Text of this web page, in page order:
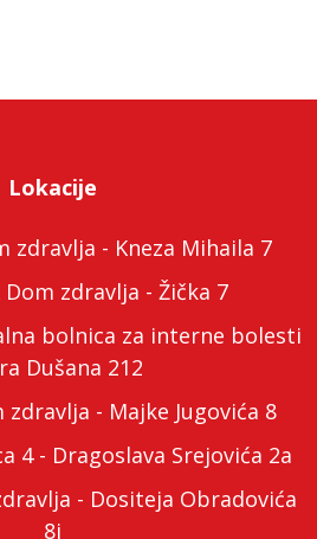
Lokacije
zdravlja - Kneza Mihaila 7
Dom zdravlja - Žička 7
bolnica za interne bolesti
Dušana 212
zdravlja - Majke Jugovića 8
4 - Dragoslava Srejovića 2a
- Dositeja Obradovića
8i